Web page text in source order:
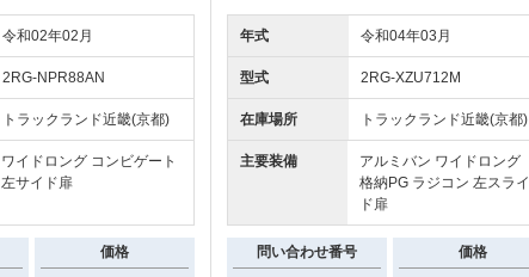
令和02年02月
2RG-NPR88AN
トラックランド近畿(京都)
ワイドロング コンビゲート
左サイド扉
価格
年式 令和04年03月
型式 2RG-XZU712M
在庫場所 トラックランド近畿(京都)
主要装備
アルミバン ワイドロング
格納PG ラジコン 左スライ
ド扉
問い合わせ番号 価格